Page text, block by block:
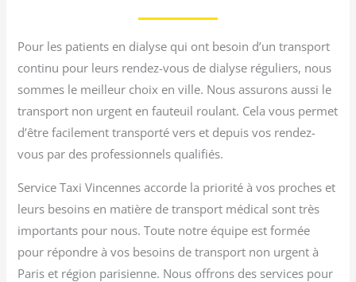
Pour les patients en dialyse qui ont besoin d’un transport
continu pour leurs rendez-vous de dialyse réguliers, nous
sommes le meilleur choix en ville. Nous assurons aussi le
transport non urgent en fauteuil roulant. Cela vous permet
d’être facilement transporté vers et depuis vos rendez-
vous par des professionnels qualifiés.
Service Taxi Vincennes accorde la priorité à vos proches et
leurs besoins en matière de transport médical sont très
importants pour nous. Toute notre équipe est formée
pour répondre à vos besoins de transport non urgent à
Paris et région parisienne. Nous offrons des services pour